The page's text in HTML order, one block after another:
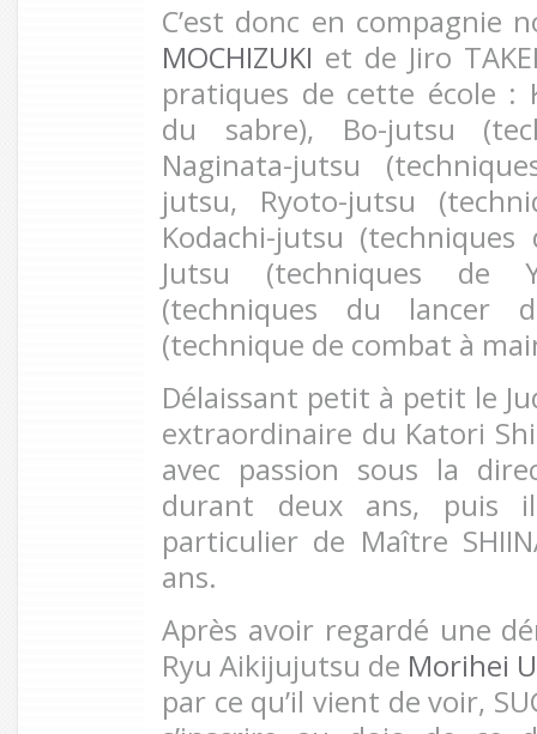
C’est donc en compagnie
MOCHIZUKI et de Jiro
pratiques de cette école :
du sabre), Bo-jutsu
Naginata-jutsu
jutsu, Ryoto-jutsu
Kodachi-jutsu
Jutsu (techniques de
(techniques du lancer
(technique de combat à
Délaissant petit à petit le
extraordinaire du Katori
avec passion sous la
durant deux ans, puis
particulier de Maître
ans.
Après avoir regardé une
Ryu Aikijujutsu de Morihei
par ce qu’il vient de voir,